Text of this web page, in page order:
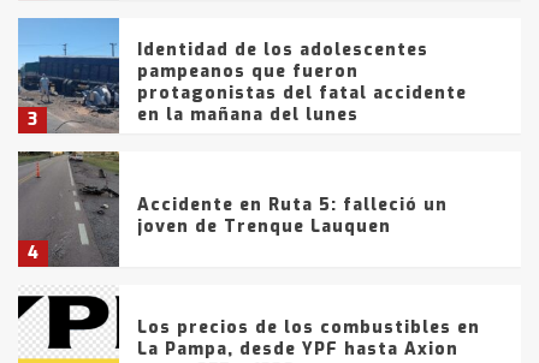
3
Identidad de los adolescentes
pampeanos que fueron
protagonistas del fatal accidente
en la mañana del lunes
4
Accidente en Ruta 5: falleció un
joven de Trenque Lauquen
Los precios de los combustibles en
La Pampa, desde YPF hasta Axion